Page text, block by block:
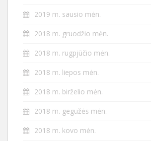
2019 m. sausio mėn.
2018 m. gruodžio mėn.
2018 m. rugpjūčio mėn.
2018 m. liepos mėn.
2018 m. birželio mėn.
2018 m. gegužės mėn.
2018 m. kovo mėn.